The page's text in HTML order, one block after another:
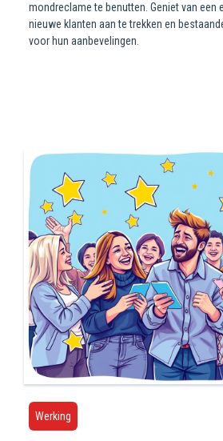
mondreclame te benutten. Geniet van een
nieuwe klanten aan te trekken en
voor hun aanbevelingen.
Werking